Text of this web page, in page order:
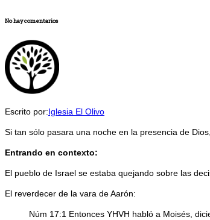
No hay comentarios
Escrito por:Iglesia El Olivo
Si tan sólo pasara una noche en la presencia de
Entrando en contexto:
El pueblo de Israel se estaba quejando sobre las
El reverdecer de la vara de Aarón:
Núm 17:1 Entonces YHVH habló a Moisés,